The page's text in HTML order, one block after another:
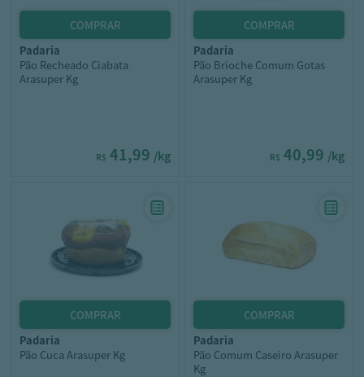
padaria
Pão Recheado Ciabata
Arasuper Kg
R$ 41,99 /kg
padaria
Pão Brioche Comum Gotas
Arasuper Kg
R$ 40,99 /kg
padaria
Pão Cuca Arasuper Kg
padaria
Pão Comum Caseiro Arasuper
Kg